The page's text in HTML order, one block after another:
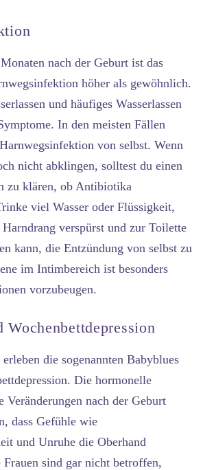
nach der Geburt ist das
höher als gewöhnlich.
und häufiges Wasserlassen
In den meisten Fällen
von selbst. Wenn
nicht abklingen, solltest du einen
zu klären, ob Antibiotika
viel Wasser oder Flüssigkeit,
verspürst und zur Toilette
kann, die Entzündung von selbst zu
im Intimbereich ist besonders
vorzubeugen.
Wochenbettdepression
die sogenannten Babyblues
Die hormonelle
Veränderungen nach der Geburt
dass Gefühle wie
und Unruhe die Oberhand
sind gar nicht betroffen,